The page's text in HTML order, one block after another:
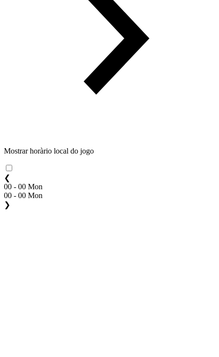
Mostrar horàrio local do jogo
❮
00 - 00 Mon
00 - 00 Mon
❯